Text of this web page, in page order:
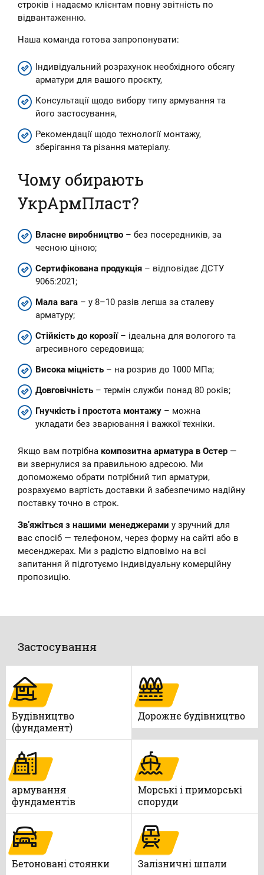
строків і надаємо клієнтам повну звітність по
відвантаженню.
Наша команда готова запропонувати:
Індивідуальний розрахунок необхідного обсягу
арматури для вашого проєкту,
Консультації щодо вибору типу армування та
його застосування,
Рекомендації щодо технології монтажу,
зберігання та різання матеріалу.
Чому обирають
УкрАрмПласт?
Власне виробництво – без посередників, за
чесною ціною;
Сертифікована продукція – відповідає ДСТУ
9065:2021;
Мала вага – у 8–10 разів легша за сталеву
арматуру;
Стійкість до корозії– ідеальна для вологого та
агресивного середовища;
Висока міцність – на розрив до 1000 МПа;
Довговічність – термін служби понад 80 років;
Гнучкість і простота монтажу – можна
укладати без зварювання і важкої техніки.
Якщо вам потрібна композитна арматура в Остер —
ви звернулися за правильною адресою. Ми
допоможемо обрати потрібний тип арматури,
розрахуємо вартість доставки й забезпечимо надійну
поставку точно в строк.
Зв’яжіться з нашими менеджерами у зручний для
вас спосіб — телефоном, через форму на сайті або в
месенджерах. Ми з радістю відповімо на всі
запитання й підготуємо індивідуальну комерційну
пропозицію.
Застосування
Будівництво
(фундамент)
Дорожнє будівництво
армування
фундаментів
Морські і приморські
споруди
Бетоновані стоянки Залізничні шпали